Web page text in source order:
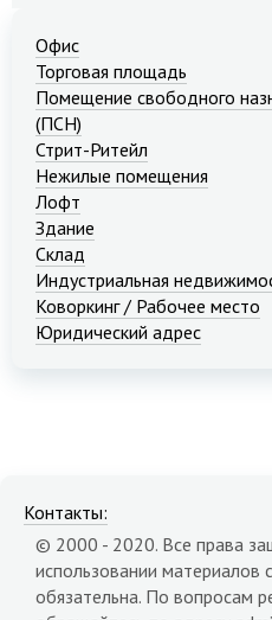
Офис
Торговая площадь
Помещение свободного
(ПСН)
Стрит-Ритейл
Нежилые помещения
Лофт
Здание
Склад
Индустриальная
Коворкинг / Рабочее место
Юридический адрес
Контакты:
© 2000 - 2020. Все права
использовании материалов
обязательна. По вопросам